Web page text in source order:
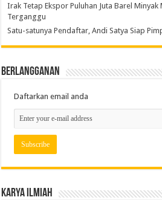
Irak Tetap Ekspor Puluhan Juta Barel Minyak
Terganggu
Satu-satunya Pendaftar, Andi Satya Siap
Berlangganan
Daftarkan email anda
Karya Ilmiah